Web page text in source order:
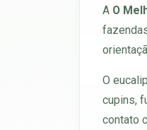
A O
O
cupins,
contato